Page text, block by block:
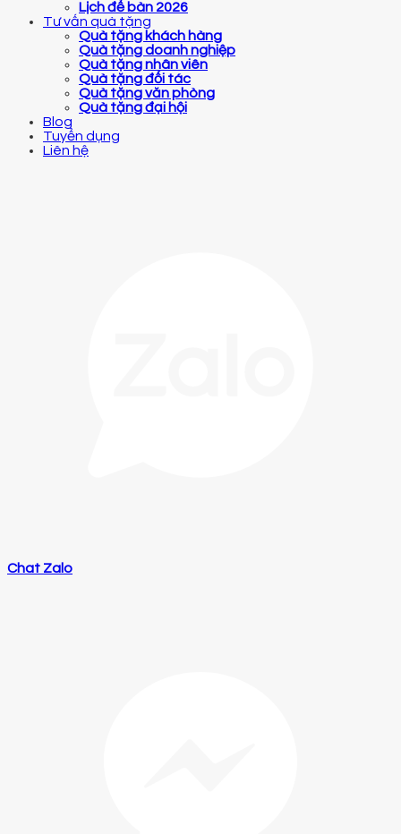
Lịch để bàn 2026
Tư vấn quà tặng
Quà tặng khách hàng
Quà tặng doanh nghiệp
Quà tặng nhân viên
Quà tặng đối tác
Quà tặng văn phòng
Quà tặng đại hội
Blog
Tuyển dụng
Liên hệ
Chat Zalo